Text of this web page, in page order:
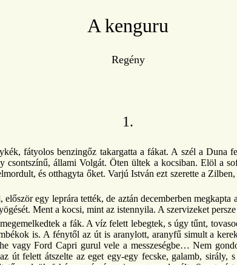
A kenguru
Regény
1.
fátyolos benzingőz takargatta a fákat. A szél a Duna
csontszínű, állami Volgát. Öten ültek a kocsiban. Elöl a
és otthagyta őket. Varjú István ezt szerette a
egy leprára tették, de aztán decemberben
Ment a kocsi, mint az istennyila. A szervizeket
a fák. A víz felett lebegtek, s úgy tűnt,
is. A fénytől az út is aranylott, aranyfű simult a
vagy Ford Capri gurul vele a messzeségbe… Nem
út felett átszelte az eget egy-egy fecske, galamb,